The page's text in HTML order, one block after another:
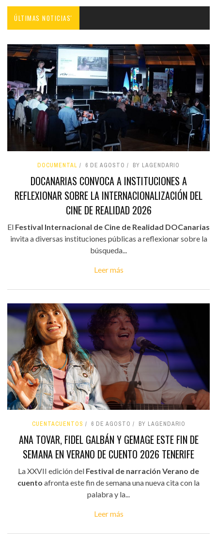
ÚLTIMAS NOTICIAS'
DOCUMENTAL 6 DE AGOSTO BY LAGENDARIO
DOCANARIAS CONVOCA A INSTITUCIONES A
REFLEXIONAR SOBRE LA INTERNACIONALIZACIÓN DEL
CINE DE REALIDAD 2026
El Festival Internacional de Cine de Realidad DOCanarias
invita a diversas instituciones públicas a reflexionar sobre la
búsqueda...
Leer más
CUENTACUENTOS 6 DE AGOSTO BY LAGENDARIO
ANA TOVAR, FIDEL GALBÁN Y GEMAGE ESTE FIN DE
SEMANA EN VERANO DE CUENTO 2026 TENERIFE
La XXVII edición del Festival de narración Verano de
cuento afronta este fin de semana una nueva cita con la
palabra y la...
Leer más